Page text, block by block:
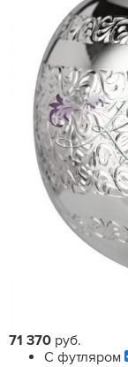
71 370 руб.
С футляром